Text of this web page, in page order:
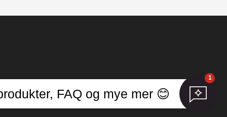
1
FAQ og mye mer 😊